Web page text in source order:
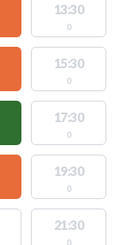
13:30
0
15:30
0
17:30
0
19:30
0
21:30
0